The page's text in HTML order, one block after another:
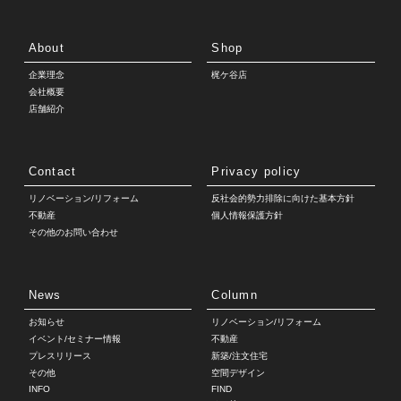
About
企業理念
会社概要
店舗紹介
Shop
梶ケ谷店
Contact
リノベーション/リフォーム
不動産
その他のお問い合わせ
Privacy policy
反社会的勢力排除に向けた基本方針
個人情報保護方針
News
お知らせ
イベント/セミナー情報
プレスリリース
その他
INFO
Column
リノベーション/リフォーム
不動産
新築/注文住宅
空間デザイン
FIND